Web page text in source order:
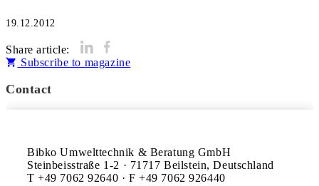
19.12.2012
Share article:
Subscribe to magazine
Contact
Bibko Umwelttechnik & Beratung GmbH
Steinbeisstraße 1-2 · 71717 Beilstein, Deutschland
T +49 7062 92640 · F +49 7062 926440